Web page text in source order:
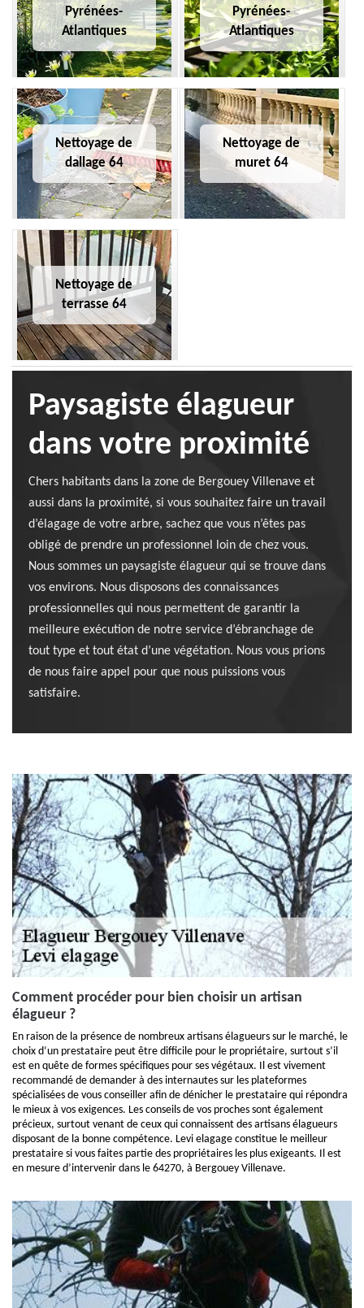
Pyrénées-
Atlantiques
Pyrénées-
Atlantiques
Nettoyage de
dallage 64
Nettoyage de
muret 64
Nettoyage de
terrasse 64
Paysagiste élagueur
dans votre proximité
Chers habitants dans la zone de Bergouey Villenave et
aussi dans la proximité, si vous souhaitez faire un travail
d’élagage de votre arbre, sachez que vous n’êtes pas
obligé de prendre un professionnel loin de chez vous.
Nous sommes un paysagiste élagueur qui se trouve dans
vos environs. Nous disposons des connaissances
professionnelles qui nous permettent de garantir la
meilleure exécution de notre service d’ébranchage de
tout type et tout état d’une végétation. Nous vous prions
de nous faire appel pour que nous puissions vous
satisfaire.
Comment procéder pour bien choisir un artisan
élagueur ?
En raison de la présence de nombreux artisans élagueurs sur le marché, le
choix d’un prestataire peut être difficile pour le propriétaire, surtout s’il
est en quête de formes spécifiques pour ses végétaux. Il est vivement
recommandé de demander à des internautes sur les plateformes
spécialisées de vous conseiller afin de dénicher le prestataire qui répondra
le mieux à vos exigences. Les conseils de vos proches sont également
précieux, surtout venant de ceux qui connaissent des artisans élagueurs
disposant de la bonne compétence. Levi elagage constitue le meilleur
prestataire si vous faites partie des propriétaires les plus exigeants. Il est
en mesure d’intervenir dans le 64270, à Bergouey Villenave.